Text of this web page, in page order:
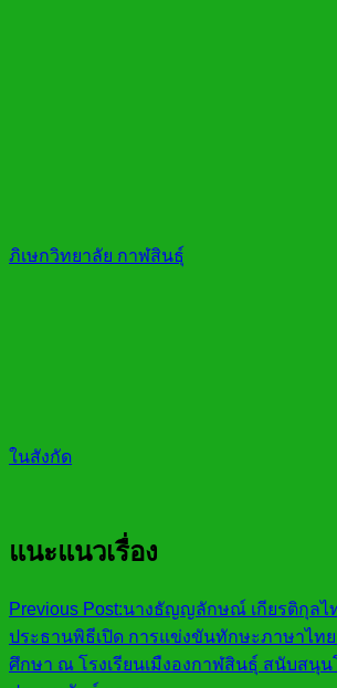
ภิเษกวิทยาลัย กาฬสินธุ์
ในสังกัด
แนะแนวเรื่อง
Previous Post:นางธัญญลักษณ์ เกียรติกุลไ
ประธานพิธีเปิด การแข่งขันทักษะภาษาไท
ศึกษา ณ โรงเรียนเมืงองกาฬสินธุ์ สนับสนุ